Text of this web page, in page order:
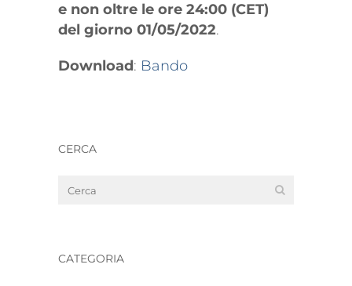
e non oltre le ore 24:00 (CET)
del giorno 01/05/2022.
Download: Bando
CERCA
CATEGORIA